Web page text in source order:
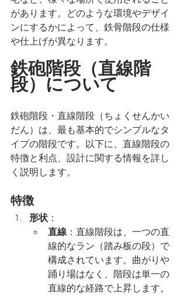
があります。どのような環境やデザイ
ンにするかによって、鉄骨階段の仕様
や仕上げが異なります。
鉄砲階段（直線階
段）について
鉄砲階段・直線階段（ちょくせんかい
だん）は、最も基本的でシンプルなタ
イプの階段です。以下に、直線階段の
特徴と利点、設計に関する情報を詳し
く説明します。
特徴
形状 ：
直線 ：直線階段は、一つの直
線的なラン（踏み板の段）で
構成されています。曲がりや
踊り場はなく、階段は単一の
直線的な経路で上昇します。